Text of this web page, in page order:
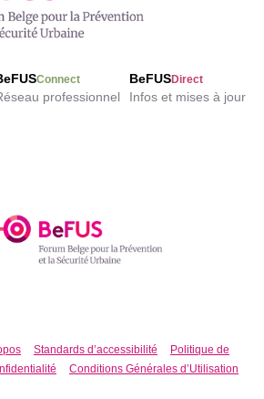
Connect
professionnel
BeFUSDirect
Infos et mises à jour
Standards d’accessibilité
Politique de
Conditions Générales d’Utilisation